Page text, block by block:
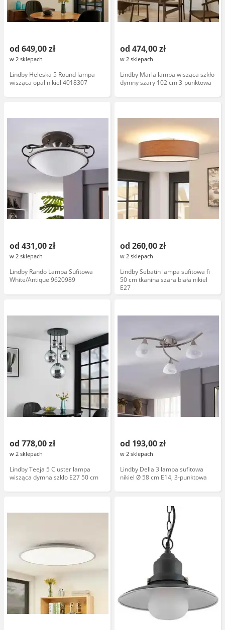
od 649,00 zł
w 2 sklepach
Lindby Heleska 5 Round lampa
wisząca opal nikiel 4018307
od 474,00 zł
w 2 sklepach
Lindby Marla lampa wisząca szkło
dymny szary 102 cm 3-punktowa
od 431,00 zł
w 2 sklepach
Lindby Rando Lampa Sufitowa
White/Antique 9620989
od 260,00 zł
w 2 sklepach
Lindby Sebatin lampa sufitowa fi
50 cm tkanina szara biała nikiel
E27
od 778,00 zł
w 2 sklepach
Lindby Teeja 5 Cluster lampa
wisząca dymna szkło E27 50 cm
od 193,00 zł
w 2 sklepach
Lindby Della 3 lampa sufitowa
nikiel Ø 58 cm E14, 3-punktowa